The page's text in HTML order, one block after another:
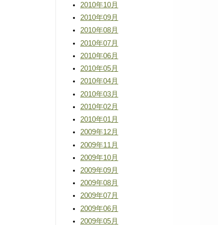
2010年10月
2010年09月
2010年08月
2010年07月
2010年06月
2010年05月
2010年04月
2010年03月
2010年02月
2010年01月
2009年12月
2009年11月
2009年10月
2009年09月
2009年08月
2009年07月
2009年06月
2009年05月